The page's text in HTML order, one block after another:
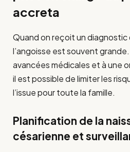
accreta
Quand on reçoit un
l’angoisse est souvent
avancées médicales et à une
il est possible de limiter les
l’issue pour toute la famille.
Planification de la
césarienne et